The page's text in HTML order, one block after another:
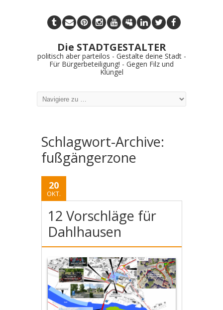
Die STADTGESTALTER
politisch aber parteilos - Gestalte deine Stadt -
Für Bürgerbeteiligung! - Gegen Filz und
Klüngel
Schlagwort-Archive:
fußgängerzone
20
OKT.
12 Vorschläge für
Dahlhausen